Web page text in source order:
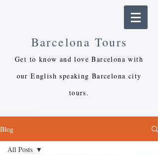
Barcelona Tours
Get to know and love Barcelona with
our English speaking Barcelona city
tours.
Blog
All Posts